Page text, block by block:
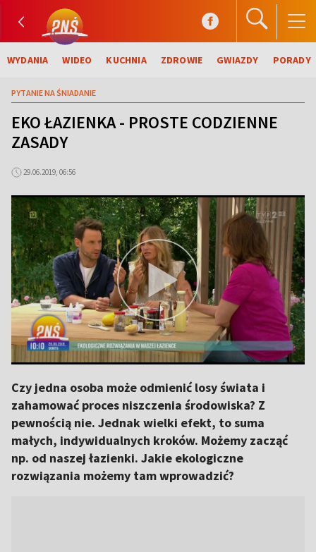
WYDANIA WIDEO KUCHNIA ZDROWIE GWIAZDY PORADY
PYTANIE NA ŚNIADANIE
EKO ŁAZIENKA - PROSTE CODZIENNE
ZASADY
29.06.2019, 06:56
Czy jedna osoba może odmienić losy świata i
zahamować proces niszczenia środowiska? Z
pewnością nie. Jednak wielki efekt, to suma
małych, indywidualnych kroków. Możemy zacząć
np. od naszej łazienki. Jakie ekologiczne
rozwiązania możemy tam wprowadzić?